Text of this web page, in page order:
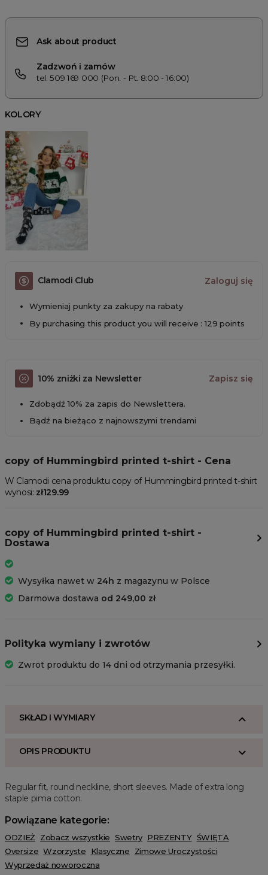
Ask about product
Zadzwoń i zamów
tel. 509 169 000 (Pon. - Pt. 8:00 - 16:00)
KOLORY
Clamodi Club Zaloguj się
Wymieniaj punkty za zakupy na rabaty
By purchasing this product you will receive : 129 points
10% zniżki za Newsletter Zapisz się
Zdobądź 10% za zapis do Newslettera.
Bądź na bieżąco z najnowszymi trendami
copy of Hummingbird printed t-shirt - Cena
W Clamodi cena produktu copy of Hummingbird printed t-shirt
wynosi: zł129.99
copy of Hummingbird printed t-shirt -
Dostawa
Wysyłka nawet w 24h z magazynu w Polsce
Darmowa dostawa od 249,00 zł
Polityka wymiany i zwrotów
Zwrot produktu do 14 dni od otrzymania przesyłki.
SKŁAD I WYMIARY
OPIS PRODUKTU
Regular fit, round neckline, short sleeves. Made of extra long
staple pima cotton.
Powiązane kategorie:
ODZIEŻ Zobacz wszystkie Swetry PREZENTY ŚWIĘTA
Oversize Wzorzyste Klasyczne
Zimowe Uroczystości
Wyprzedaż noworoczna